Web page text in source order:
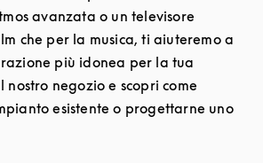
avanzata o un televisore
che per la musica, ti aiuteremo a
più idonea per la tua
negozio e scopri come
esistente o progettarne uno